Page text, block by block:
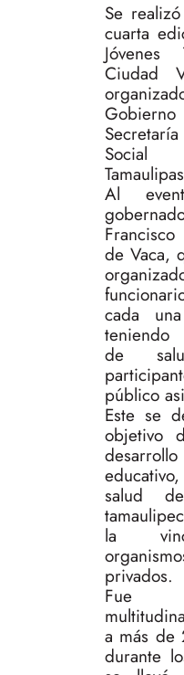
Se
cuarta
Jóvenes
Ciudad
Social
Al
de Vaca,
cada
teniendo
de
público
Este se
objetivo
salud
la
privados.
Fue
a más de
durante